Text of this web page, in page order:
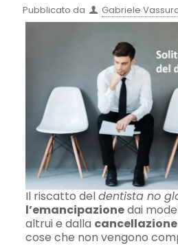
Pubblicato da Gabriele
Il riscatto deldentista no
l’emancipazionedai
altrui e dalla
cose che non vengono